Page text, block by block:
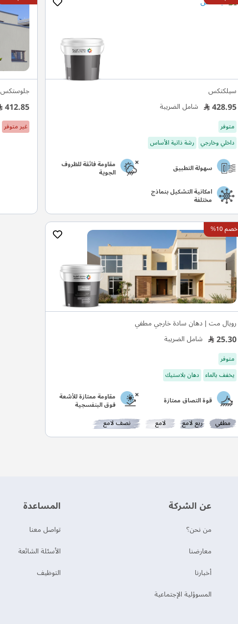
سيلكتكس
428.95 شامل الضريبة
متوفر
داخلي وخارجي رشة ذاتية الأساس
سهولة التطبيق مقاومة فائقة للظروف
الجوية
امكانية التشكيل بنماذج
مختلفة
جلوستكس
412.85
غير متوفر
خصم 10%
رويال مت | دهان سادة خارجي مطفي
25.30 شامل الضريبة
متوفر
يخفف بالماء دهان بلاستيك
قوة التصاق ممتازة مقاومة ممتازة للأشعة
فوق البنفسجية
مطفي ربع لامع لامع نصف لامع
عن الشركة
من نحن؟
‫معارضنا‬
‫أخبارنا‬
المسوؤلية الإجتماعية
‫المساعدة‬
تواصل معنا
الأسئلة الشائعة
التوظيف